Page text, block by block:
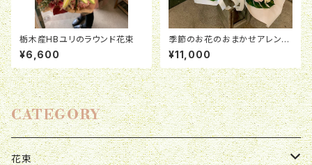
栃木産HBユリのラウンド花束
¥6,600
季節のお花のおまかせアレンジ
メント
¥11,000
CATEGORY
花束